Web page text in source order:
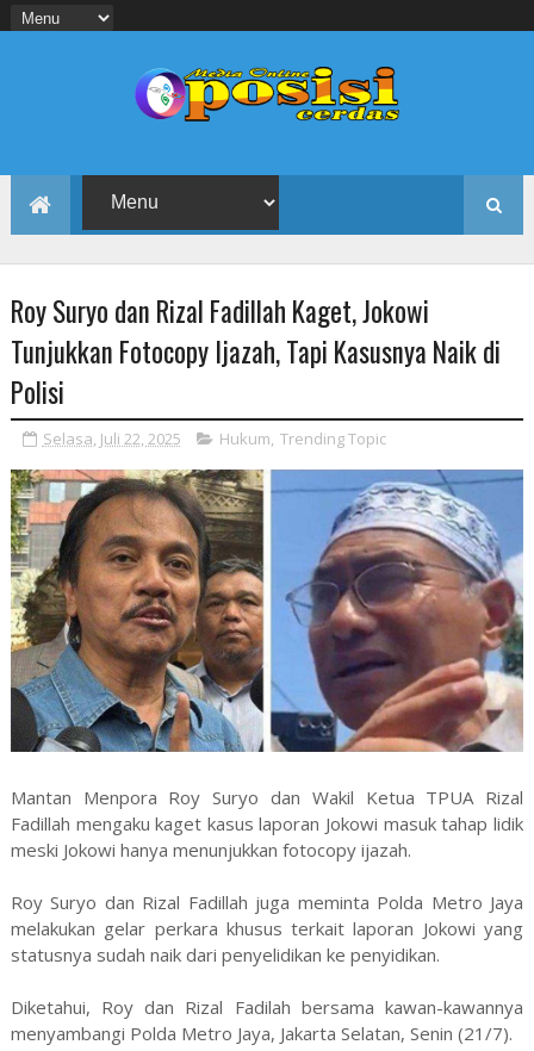
Roy Suryo dan Rizal Fadillah Kaget, Jokowi
Tunjukkan Fotocopy Ijazah, Tapi Kasusnya Naik di
Polisi
Selasa, Juli 22, 2025 Hukum, Trending Topic
Mantan Menpora Roy Suryo dan Wakil Ketua TPUA Rizal
Fadillah mengaku kaget kasus laporan Jokowi masuk tahap lidik
meski Jokowi hanya menunjukkan fotocopy ijazah.
Roy Suryo dan Rizal Fadillah juga meminta Polda Metro Jaya
melakukan gelar perkara khusus terkait laporan Jokowi yang
statusnya sudah naik dari penyelidikan ke penyidikan.
Diketahui, Roy dan Rizal Fadilah bersama kawan-kawannya
menyambangi Polda Metro Jaya, Jakarta Selatan, Senin (21/7).